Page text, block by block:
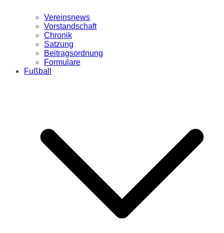
Vereinsnews
Vorstandschaft
Chronik
Satzung
Beitragsordnung
Formulare
Fußball